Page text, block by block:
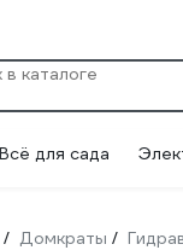
Всё для сада
/ Домкраты /